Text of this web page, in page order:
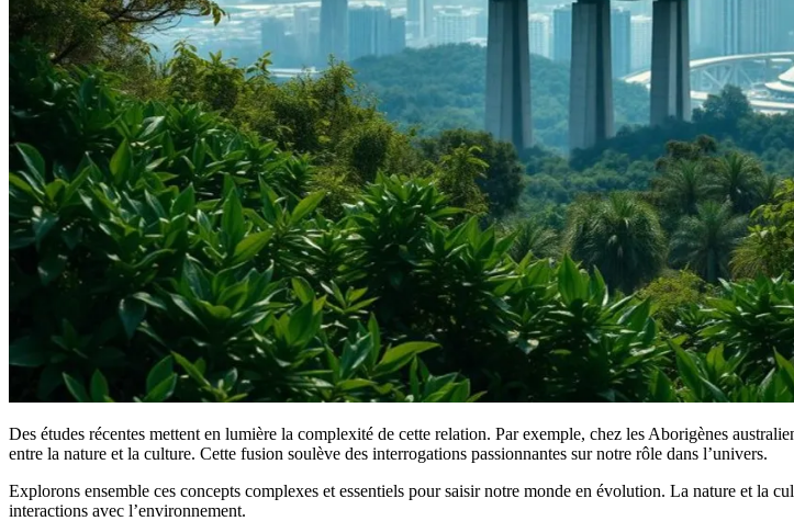
Des études récentes mettent en lumière la complexité de cette relation. Par exemple, chez les Aborigènes
entre la nature et la culture. Cette fusion soulève des interrogations passionnantes sur notre rôle dans l’univers.
Explorons ensemble ces concepts complexes et essentiels pour saisir notre monde en évolution. La nature et la
interactions avec l’environnement.